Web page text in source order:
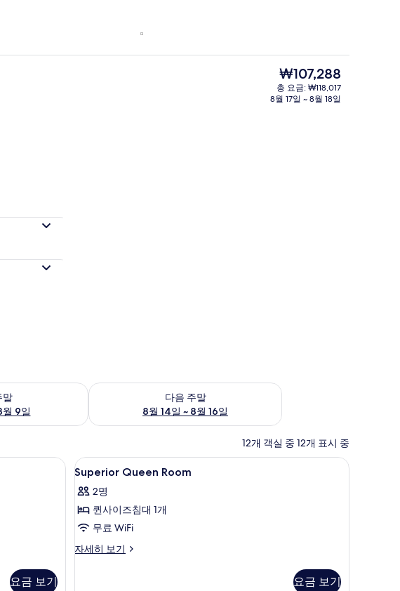
현
재
가
₩107,288
총 요금: ₩118,017
8월 17일 ~ 8월 18일
말
9일
확인, 8월 7일 ~ 8월 9일
다음 주말
8월 14일 ~ 8월 16일
다음 주말 예약 가능 여부 확인, 8월 14일 ~ 8월 16일
12개 객실 중 12개 표시 중
커튼, 다리미/다리미판, 무료 WiFi
요금 보기
Superior
Queen
Room
사
진
모
객실 내 금고, 암막 커튼, 다리미/다리미판, 무
3
Superior Queen Room
2명
퀸사이즈침대 1개
무료 WiFi
자세히 보기
Superior
요금 보기